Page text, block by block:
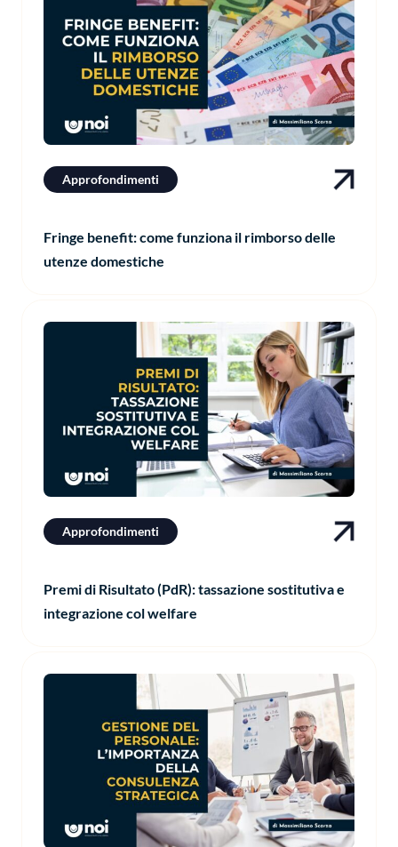
Approfondimenti
Fringe benefit: come funziona il rimborso delle
utenze domestiche
Approfondimenti
Premi di Risultato (PdR): tassazione sostitutiva e
integrazione col welfare